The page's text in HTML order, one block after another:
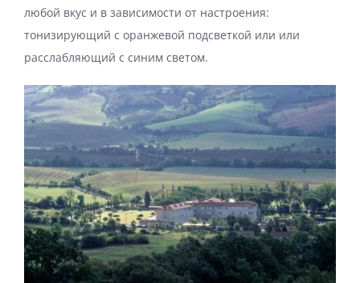
любой вкус и в зависимости от настроения:
тонизирующий с оранжевой подсветкой или или
расслабляющий с синим светом.